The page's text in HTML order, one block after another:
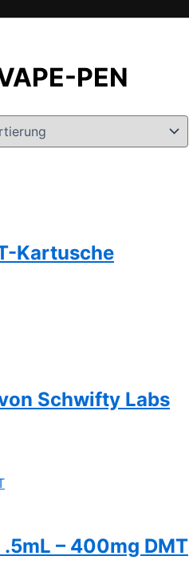
PEN
Kartusche
Schwifty Labs
– 400mg DMT